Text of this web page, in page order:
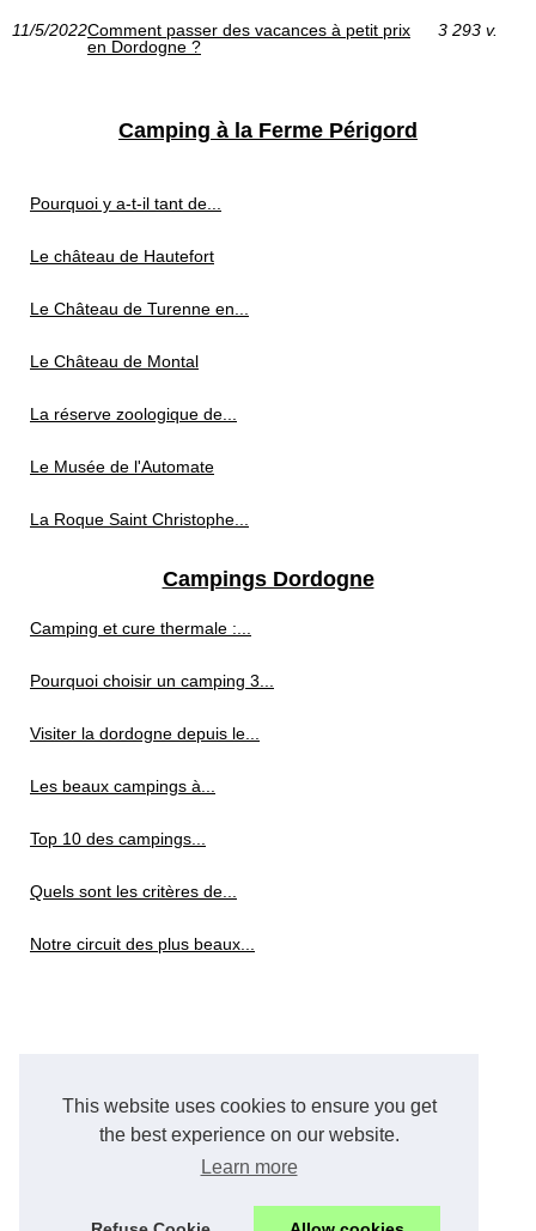
This website uses cookies to ensure you get
the best experience on our website.
Learn more
11/5/2022Comment passer des vacances à petit prix
en Dordogne ?
3 293 v.
Camping à la Ferme Périgord
Pourquoi y a-t-il tant de...
Le château de Hautefort
Le Château de Turenne en...
Le Château de Montal
La réserve zoologique de...
Le Musée de l'Automate
La Roque Saint Christophe...
Campings Dordogne
Camping et cure thermale :...
Pourquoi choisir un camping 3...
Visiter la dordogne depuis le...
Les beaux campings à...
Top 10 des campings...
Quels sont les critères de...
Notre circuit des plus beaux...